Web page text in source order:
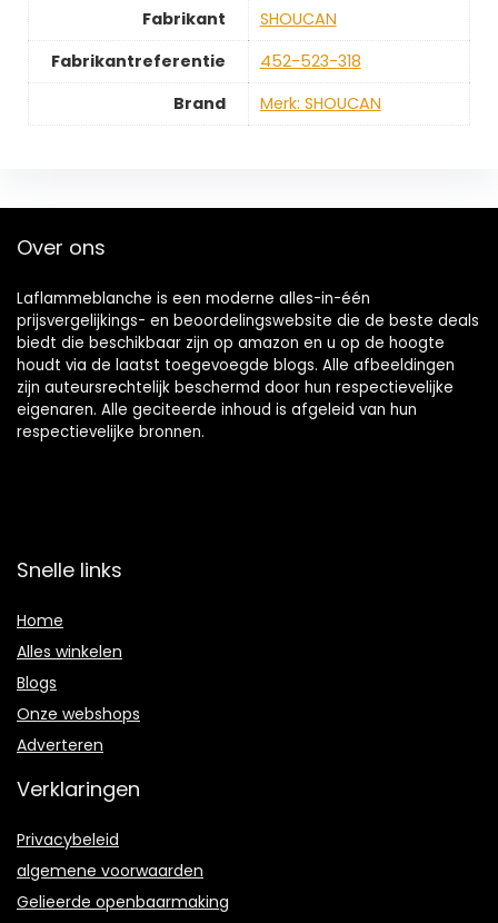
Fabrikant
‎SHOUCAN
Fabrikantreferentie
‎452-523-318
Brand
Merk: SHOUCAN
Over ons
Laflammeblanche is een moderne alles-in-één
prijsvergelijkings- en beoordelingswebsite die de beste deals
biedt die beschikbaar zijn op amazon en u op de hoogte
houdt via de laatst toegevoegde blogs. Alle afbeeldingen
zijn auteursrechtelijk beschermd door hun respectievelijke
eigenaren. Alle geciteerde inhoud is afgeleid van hun
respectievelijke bronnen.
Snelle links
Home
Alles winkelen
Blogs
Onze webshops
Adverteren
Verklaringen
Privacybeleid
algemene voorwaarden
Gelieerde openbaarmaking